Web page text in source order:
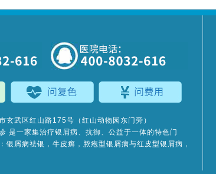
玄武区红山路175号（红山动物园东门旁）
是一家集治疗银屑病、抗御、公益于一体的特色门
银屑病祛银，牛皮癣，脓疱型银屑病与红皮型银屑病，